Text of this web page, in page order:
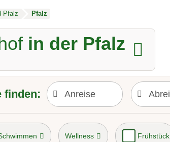
Pfalz Pfalz
in der Pfalz
finden:
Wellness Frühstück